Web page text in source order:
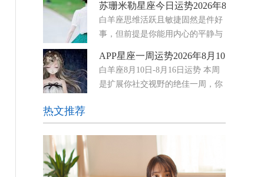
影响下，你的思绪如闪电般迅捷，学习能力显著提
升，思维敏捷度也随之增强。此外，离奇古怪的话
题会引起你的兴趣，而你
苏珊米勒星座今日运势2026年8月7日
白羊座思维活跃且敏捷固然是件好
事，但前提是你能用内心的平静与
行在代表思想与细微感知第三宫。虽然这能让你的
思维更加敏锐，但也可能引发焦虑。你可能会感到
被迫迅速做出决定，或者
APP星座一周运势2026年8月10日-16日
白羊座8月10日-8月16日运势 本周
是扩展你社交视野的绝佳一周，你
一，在工作场合、与一个专业团体，或在你常去的
二，
热文推荐